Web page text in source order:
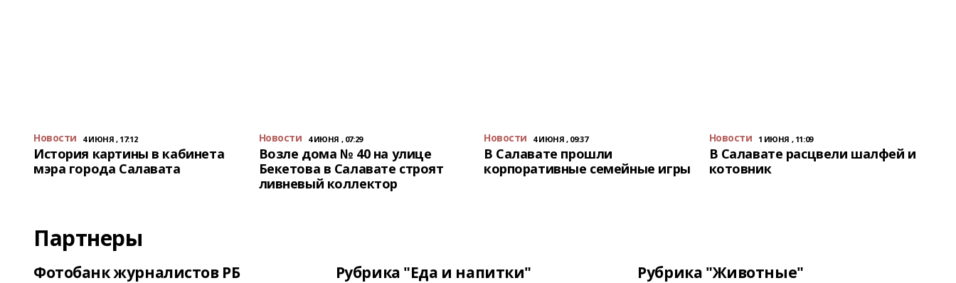
Новости 4 ИЮНЯ , 17:12
История картины в кабинета
мэра города Салавата
Новости 4 ИЮНЯ , 07:29
Возле дома № 40 на улице
Бекетова в Салавате строят
ливневый коллектор
Новости 4 ИЮНЯ , 09:37
В Салавате прошли
корпоративные семейные игры
Новости 1 ИЮНЯ , 11:09
В Салавате расцвели шалфей и
котовник
Партнеры
Фотобанк журналистов РБ Рубрика "Еда и напитки" Рубрика "Животные"